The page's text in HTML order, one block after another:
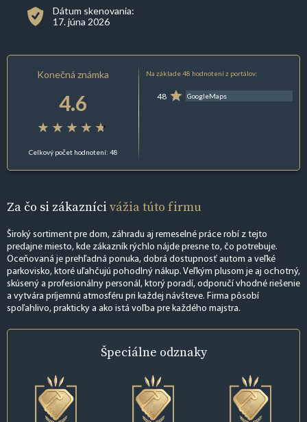
Dátum skenovania:
17. júna 2026
Konečná známka
4.6
Celkový počet hodnotení: 48
Na základe 48 hodnotení z portálov:
48 GoogleMaps
Za čo si zákazníci vážia túto firmu
Široký sortiment pre dom, záhradu aj remeselné práce robí z tejto
predajne miesto, kde zákazník rýchlo nájde presne to, čo potrebuje.
Oceňovaná je prehľadná ponuka, dobrá dostupnosť autom a veľké
parkovisko, ktoré uľahčujú pohodlný nákup. Veľkým plusom je aj ochotný,
skúsený a profesionálny personál, ktorý poradí, odporučí vhodné riešenie
a vytvára príjemnú atmosféru pri každej návšteve. Firma pôsobí
spoľahlivo, prakticky a ako istá voľba pre každého majstra.
Špeciálne odznaky